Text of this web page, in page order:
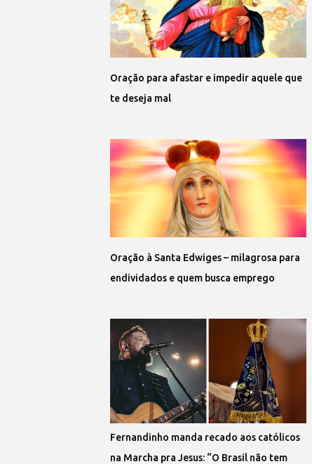
Oração para afastar e impedir aquele que
te deseja mal
Oração à Santa Edwiges – milagrosa para
endividados e quem busca emprego
Fernandinho manda recado aos católicos
na Marcha pra Jesus: “O Brasil não tem